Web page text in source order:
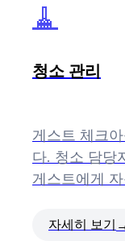
🧹
청소 관리
게스트 체크
다. 청소 담당
게스트에게
자세히 보기